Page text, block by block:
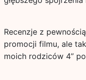
Recenzje z
promocji filmu, ale
moich rodziców 4”